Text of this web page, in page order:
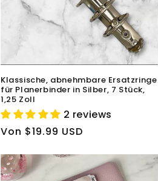
Klassische, abnehmbare Ersatzringe
für Planerbinder in Silber, 7 Stück,
1,25 Zoll
2 reviews
Normaler
Von $19.99 USD